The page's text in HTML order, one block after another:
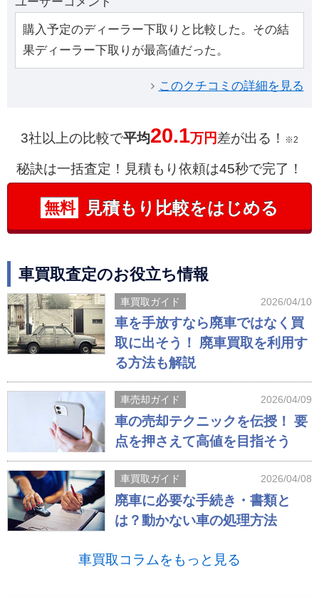
購入予定のディーラー下取りと比較した。その結
果ディーラー下取りが最高値だった。
このクチコミの詳細を見る
3社以上の比較で平均20.1万円差が出る！ ※2
秘訣は一括査定！見積もり依頼は45秒で完了！
無料 見積もり比較をはじめる
車買取査定のお役立ち情報
車買取ガイド 2026/04/10
車を手放すなら廃車ではなく買
取に出そう！ 廃車買取を利用す
る方法も解説
車売却ガイド 2026/04/09
車の売却テクニックを伝授！ 要
点を押さえて高値を目指そう
車買取ガイド 2026/04/08
廃車に必要な手続き・書類と
は？動かない車の処理方法
車買取コラムをもっと見る